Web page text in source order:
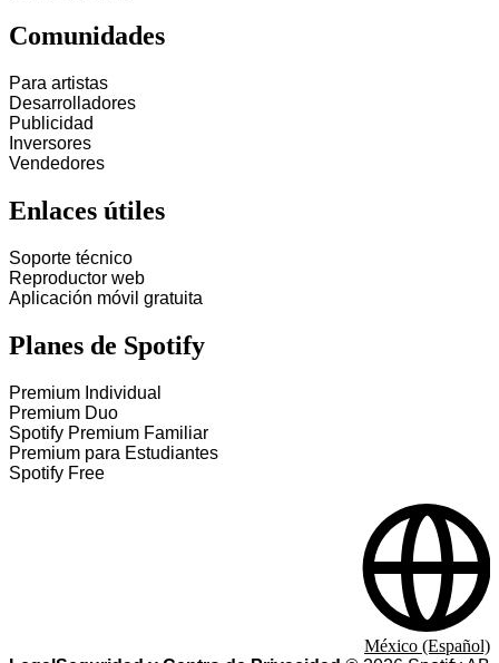
Comunidades
Para artistas
Desarrolladores
Publicidad
Inversores
Vendedores
Enlaces útiles
Soporte técnico
Reproductor web
Aplicación móvil gratuita
Planes de Spotify
Premium Individual
Premium Duo
Spotify Premium Familiar
Premium para Estudiantes
Spotify Free
México (Español)